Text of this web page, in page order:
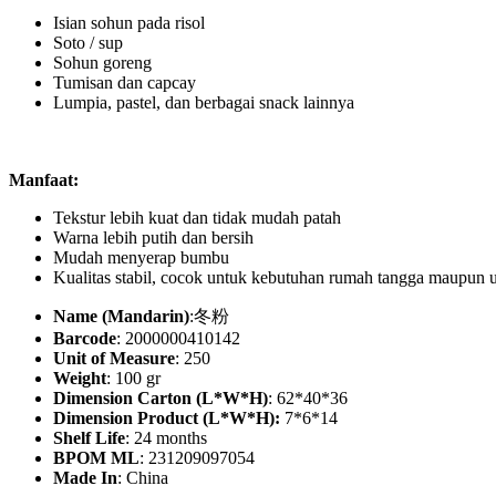
Isian sohun pada risol
Soto / sup
Sohun goreng
Tumisan dan capcay
Lumpia, pastel, dan berbagai snack lainnya
Manfaat:
Tekstur lebih kuat dan tidak mudah patah
Warna lebih putih dan bersih
Mudah menyerap bumbu
Kualitas stabil, cocok untuk kebutuhan rumah tangga maupun
Name (Mandarin):冬粉
Barcode: 2000000410142
Unit of Measure: 250
Weight: 100 gr
Dimension Carton (L*W*H): 62*40*36
Dimension Product (L*W*H): 7*6*14
Shelf Life: 24 months
BPOM ML: 231209097054
Made In: China